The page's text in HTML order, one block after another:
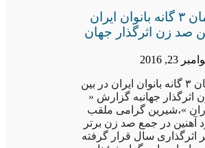
قهرمان ۳ گانه بانوان ایران
صد زن اثرگذار جهان
23, 2016
قهرمان ۳ گانه بانوان ایران در بین
اثرگذار جهانبه گزارش «
»،شیرین گرامی ملقب
آهنین در جمع صد زن برتر
اثرگذاری سال قرار گرفته